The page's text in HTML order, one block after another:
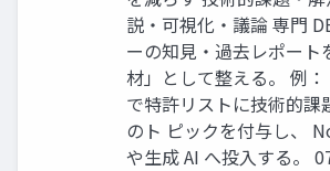
説・可視化・議論 専門
ーの知見・過去レポート
材」として整える。 例
で特許リストに技術的課
のト ピックを付与し、
や生成 AI へ投入する。